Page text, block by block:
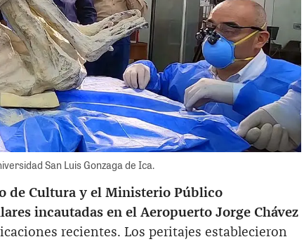
San Luis Gonzaga de Ica.
de Cultura y el Ministerio Público
incautadas en el Aeropuerto Jorge Chávez
recientes. Los peritajes establecieron